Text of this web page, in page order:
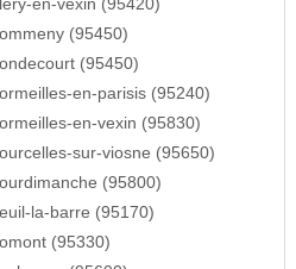
en-vexin (95420)
(95450)
(95450)
en-parisis (95240)
en-vexin (95830)
sur-viosne (95650)
(95800)
la-barre (95170)
(95330)